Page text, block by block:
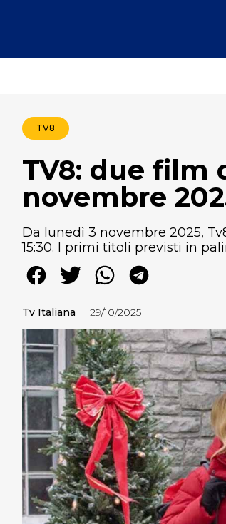
TV8
TV8: due film
novembre
Da lunedì 3 novembre 2025,
15:30. I primi titoli previsti in
Tv Italiana 29/10/2025